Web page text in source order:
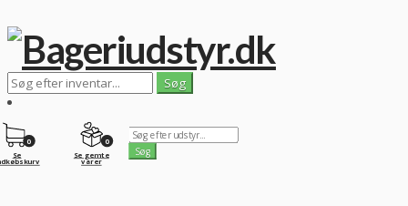
0
Se gemte
varer
0
Se